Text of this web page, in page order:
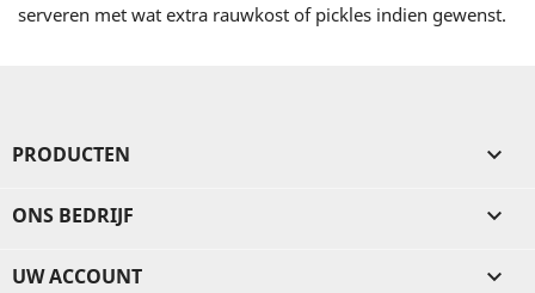
serveren met wat extra rauwkost of pickles indien gewenst.
PRODUCTEN 
ONS BEDRIJF 
UW ACCOUNT 